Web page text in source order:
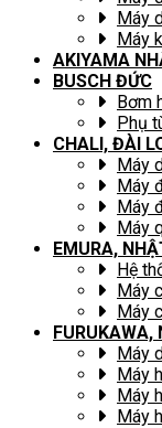
Máy
Máy
AKIYAMA
BUSCH ĐỨC
Bơm
Phụ
CHALI, ĐÀI
Máy
Máy
Máy
Máy
EMURA,
Hệ
Máy
Máy
FURUKAWA,
Máy
Máy
Máy
Máy